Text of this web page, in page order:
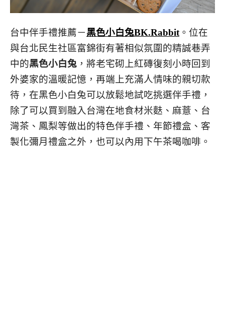
台中伴手禮推薦－黑色小白兔BK.Rabbit。位在
與台北民生社區富錦街有著相似氛圍的精誠巷弄
中的黑色小白兔 ，將老宅砌上紅磚復刻小時回到
外婆家的溫暖記憶，再端上充滿人情味的親切款
待，在黑色小白兔可以放鬆地試吃挑選伴手禮，
除了可以買到融入台灣在地食材米麩、麻薏、台
灣茶、鳳梨等做出的特色伴手禮、年節禮盒、客
製化彌月禮盒之外，也可以內用下午茶喝咖啡。